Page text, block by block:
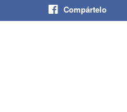
Compártelo